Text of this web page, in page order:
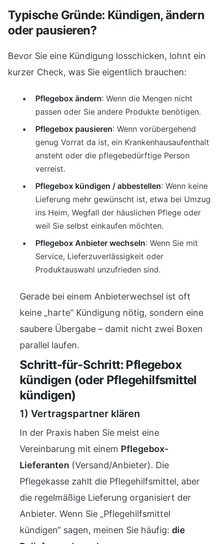
Typische Gründe: Kündigen, ändern
oder pausieren?
Bevor Sie eine Kündigung losschicken, lohnt ein
kurzer Check, was Sie eigentlich brauchen:
Pflegebox ändern: Wenn die Mengen nicht
passen oder Sie andere Produkte benötigen.
Pflegebox pausieren: Wenn vorübergehend
genug Vorrat da ist, ein Krankenhausaufenthalt
ansteht oder die pflegebedürftige Person
verreist.
Pflegebox kündigen / abbestellen: Wenn keine
Lieferung mehr gewünscht ist, etwa bei Umzug
ins Heim, Wegfall der häuslichen Pflege oder
weil Sie selbst einkaufen möchten.
Pflegebox Anbieter wechseln: Wenn Sie mit
Service, Lieferzuverlässigkeit oder
Produktauswahl unzufrieden sind.
Gerade bei einem Anbieterwechsel ist oft
keine „harte“ Kündigung nötig, sondern eine
saubere Übergabe – damit nicht zwei Boxen
parallel laufen.
Schritt-für-Schritt: Pflegebox
kündigen (oder Pflegehilfsmittel
kündigen)
1) Vertragspartner klären
In der Praxis haben Sie meist eine
Vereinbarung mit einem Pflegebox-
Lieferanten (Versand/Anbieter). Die
Pflegekasse zahlt die Pflegehilfsmittel, aber
die regelmäßige Lieferung organisiert der
Anbieter. Wenn Sie „Pflegehilfsmittel
kündigen“ sagen, meinen Sie häufig: die